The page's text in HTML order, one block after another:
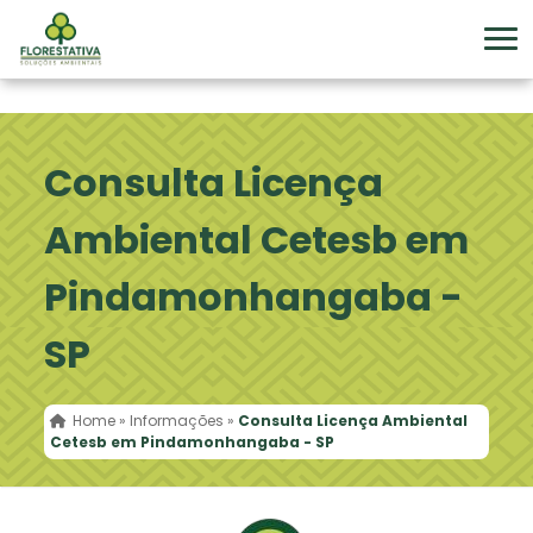
Consulta Licença
Ambiental Cetesb em
Pindamonhangaba -
SP
Home » Informações » Consulta Licença Ambiental
Cetesb em Pindamonhangaba - SP